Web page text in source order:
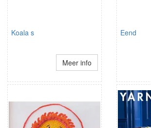
Koala s
Meer info
Eend